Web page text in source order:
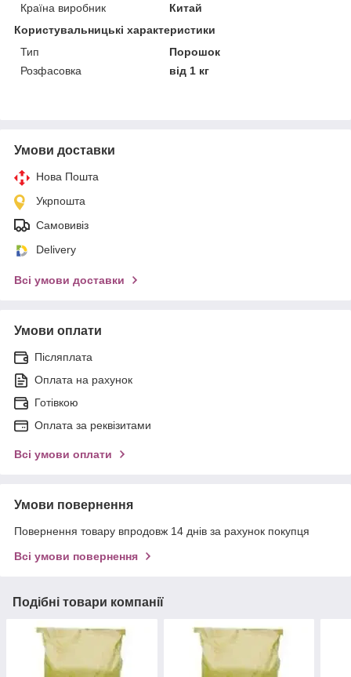
Країна виробник
Китай
Користувальницькі характеристики
Тип
Порошок
Розфасовка
від 1 кг
Умови доставки
Нова Пошта
Укрпошта
Самовивіз
Delivery
Всі умови доставки
Умови оплати
Післяплата
Оплата на рахунок
Готівкою
Оплата за реквізитами
Всі умови оплати
Умови повернення
Повернення товару впродовж 14 днів за рахунок покупця
Всі умови повернення
Подібні товари компанії